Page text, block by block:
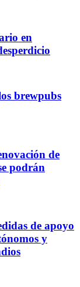
en
brewpubs
de
podrán
de apoyo
y